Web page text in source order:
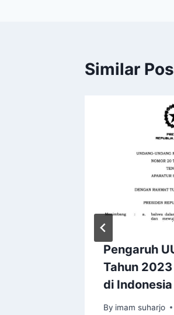
Similar
Pengaruh
Tahun
di Indonesia
By imam suharjo